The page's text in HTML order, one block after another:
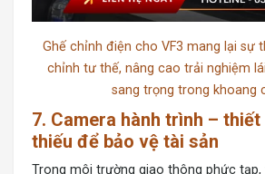
Ghế chỉnh điện cho VF3 mang lại sự
chỉnh tư thế, nâng cao trải nghiệm
sang trọng trong khoang
7. Camera hành trình –
thiếu để bảo vệ tài sản
Trong môi trường giao thông phức tạp,